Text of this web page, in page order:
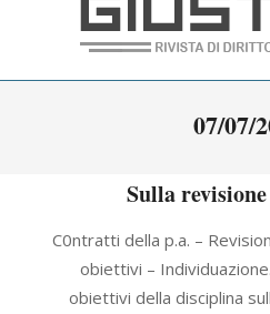
Giustamm
07/07/
Sulla
07-
C0ntratti della p.a. –
obiettivi –
obiettivi della disciplina